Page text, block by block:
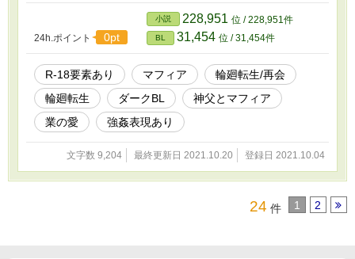
格 雨の日に現れた男(ルルク)に 気に入られる 不思議な夢をよく見
る 男・本名・ルルク・フレアード 偽名・オーガスト マフィアの息
子 27歳 残忍な性格だが 理性のある人物 神父をなぜか気に入ってい
る シドレとは顔見知りで唯一殺せない相手 シドレ 19歳 元男娼、現
農夫 11歳の頃に母親に売られ 17歳で神父と出会い助けらた過去を
持つ オーガストとは顔見知りで彼の 素顔を知っている唯一の存在
24h.ポイント 0pt
小説 228,951 位 / 228,951件
BL 31,454 位 / 31,454件
R-18要素あり マフィア
輪廻転生/再会
輪廻転生
ダークBL
神父とマフィア
業の愛
強姦表現あり
文字数 9,204 最終更新日 2021.10.20 登録日 2021.10.04
24 件 1 2